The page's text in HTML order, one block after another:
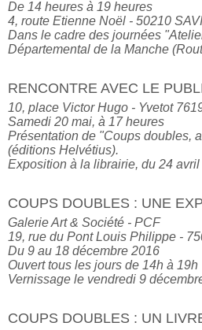
De 14 heures à 19 heures
4, route Etienne Noël - 50210
Dans le cadre des journées
Départemental de la Manche
RENCONTRE AVEC LE
10, place Victor Hugo - Yvetot
Samedi 20 mai, à 17 heures
Présentation de "Coups doubles,
(éditions Helvétius).
Exposition à la librairie, du 24
COUPS DOUBLES : UNE
Galerie Art & Société - PCF
19, rue du Pont Louis Philippe -
Du 9 au 18 décembre 2016
Ouvert tous les jours de 14h à 19h
Vernissage le vendredi 9
COUPS DOUBLES : UN